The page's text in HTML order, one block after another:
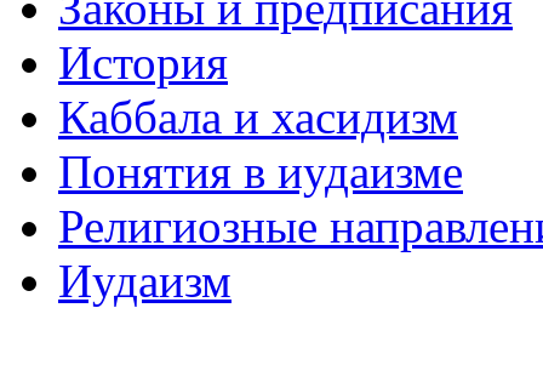
История
Каббала и хасидизм
Понятия в иудаизме
Религиозные
Иудаизм